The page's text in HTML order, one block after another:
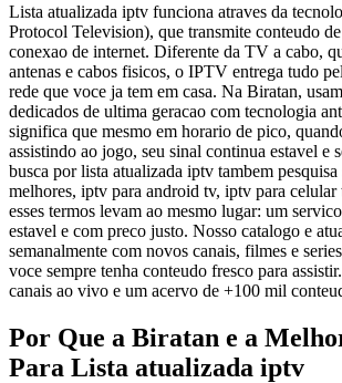
Lista atualizada iptv funciona atraves da
Protocol Television), que transmite conteudo
conexao de internet. Diferente da TV a cabo,
antenas e cabos fisicos, o IPTV entrega tudo
rede que voce ja tem em casa. Na Biratan,
dedicados de ultima geracao com tecnologia
significa que mesmo em horario de pico,
assistindo ao jogo, seu sinal continua estavel e
busca por lista atualizada iptv tambem
melhores, iptv para android tv, iptv para
esses termos levam ao mesmo lugar: um
estavel e com preco justo. Nosso catalogo e
semanalmente com novos canais, filmes e
voce sempre tenha conteudo fresco para
canais ao vivo e um acervo de +100 mil
Por Que a Biratan e a
Para Lista atualizada iptv